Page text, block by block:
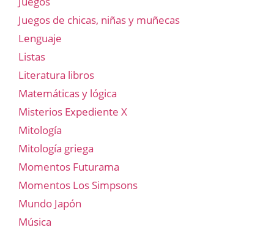
Juegos de chicas, niñas y muñecas
Lenguaje
Listas
Literatura libros
Matemáticas y lógica
Misterios Expediente X
Mitología
Mitología griega
Momentos Futurama
Momentos Los Simpsons
Mundo Japón
Música